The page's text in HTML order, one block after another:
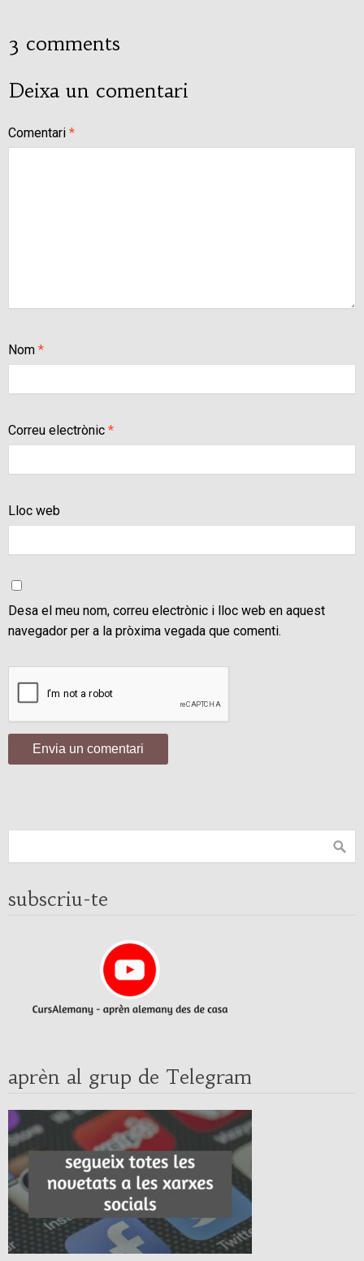
3 comments
Deixa un comentari
Comentari *
Nom *
Correu electrònic *
Lloc web
Desa el meu nom, correu electrònic i lloc web en aquest
navegador per a la pròxima vegada que comenti.
subscriu-te
aprèn al grup de Telegram